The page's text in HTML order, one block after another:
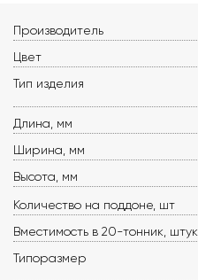
Производитель
Цвет
Тип изделия
Длина, мм
Ширина, мм
Высота, мм
Количество на поддоне, шт
Вместимость в 20-тонник, штук
Типоразмер